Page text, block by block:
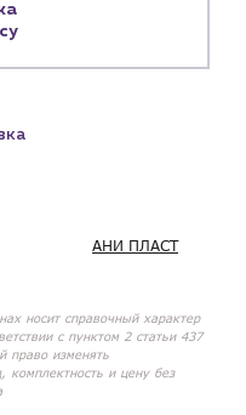
63
АНИ ПЛАСТ
носит справочный характер
с пунктом 2 статьи 437
право изменять
комплектность и цену без